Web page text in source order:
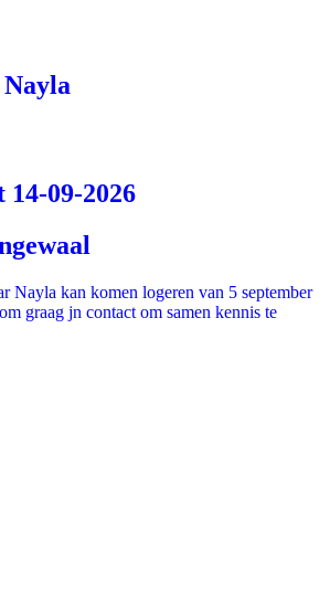
14-09-2026
Nayla kan komen logeren van 5 september
graag jn contact om samen kennis te